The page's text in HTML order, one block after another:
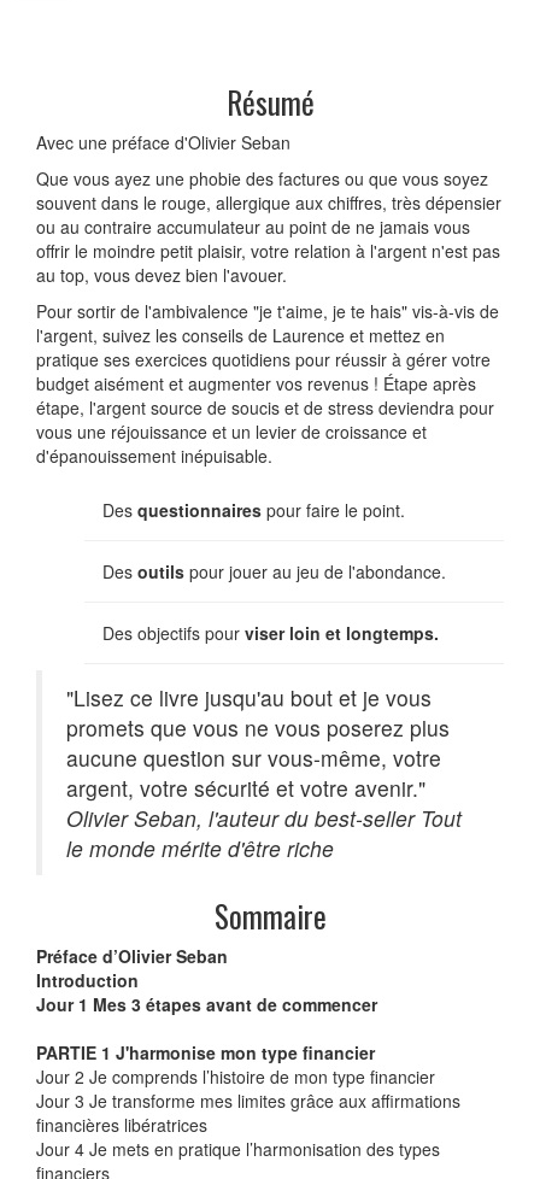
Résumé
Avec une préface d'Olivier Seban
Que vous ayez une phobie des factures ou que vous soyez
souvent dans le rouge, allergique aux chiffres, très dépensier
ou au contraire accumulateur au point de ne jamais vous
offrir le moindre petit plaisir, votre relation à l'argent n'est pas
au top, vous devez bien l'avouer.
Pour sortir de l'ambivalence "je t'aime, je te hais" vis-à-vis de
l'argent, suivez les conseils de Laurence et mettez en
pratique ses exercices quotidiens pour réussir à gérer votre
budget aisément et augmenter vos revenus ! Étape après
étape, l'argent source de soucis et de stress deviendra pour
vous une réjouissance et un levier de croissance et
d'épanouissement inépuisable.
Des questionnaires pour faire le point.
Des outils pour jouer au jeu de l'abondance.
Des objectifs pour viser loin et longtemps.
"Lisez ce livre jusqu'au bout et je vous
promets que vous ne vous poserez plus
aucune question sur vous-même, votre
argent, votre sécurité et votre avenir."
Olivier Seban, l'auteur du best-seller Tout
le monde mérite d'être riche
Sommaire
Préface d’Olivier Seban
Introduction
Jour 1 Mes 3 étapes avant de commencer
PARTIE 1 J'harmonise mon type financier
Jour 2 Je comprends l’histoire de mon type financier
Jour 3 Je transforme mes limites grâce aux affirmations
financières libératrices
Jour 4 Je mets en pratique l’harmonisation des types
financiers